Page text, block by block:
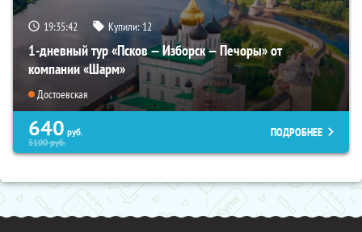
19:35:41 Купили:12
1-дневный тур «Псков — Изборск — Печоры» от
компании «Шарм»
Достоевская
640 руб.
5100руб.
ПОДРОБНЕЕ